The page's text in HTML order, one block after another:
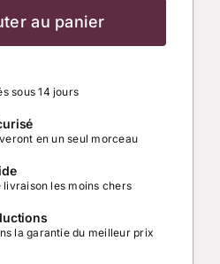
de
d’Oreilles
Améthyste
Création
avec
au panier
sous 14 jours
en un seul morceau
livraison les moins chers
la garantie du meilleur prix